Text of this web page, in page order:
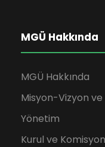
MGÜ Hakkında
MGÜ Hakkında
Misyon-Vizyon
Yönetim
Kurul ve